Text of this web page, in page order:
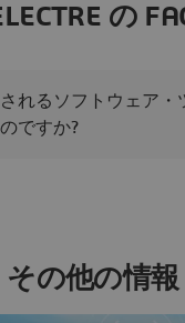
の
れるソフトウェア・
ですか?
その他の情報